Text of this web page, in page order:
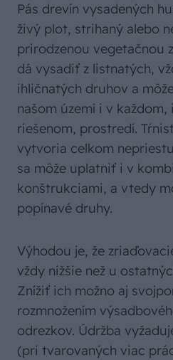
Pás drevín vysadených
živý plot, strihaný alebo
prirodzenou vegetačnou
dá vysadiť z listnatých,
ihličnatých druhov a
našom území i v
riešenom, prostredí.
vytvoria celkom
sa môže uplatniť i v
konštrukciami, a vtedy
popínavé druhy.
Výhodou je, že
vždy nižšie než u
Znížiť ich možno aj
rozmnožením
odrezkov. Údržba
(pri tvarovaných viac